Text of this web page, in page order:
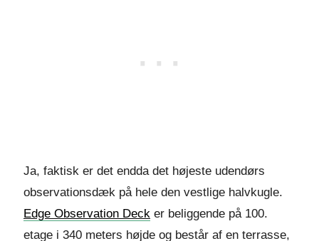
Ja, faktisk er det endda det højeste udendørs
observationsdæk på hele den vestlige halvkugle.
Edge Observation Deck er beliggende på 100.
etage i 340 meters højde og består af en terrasse,